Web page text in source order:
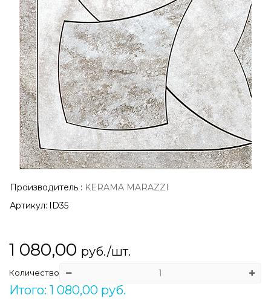
Производитель : KERAMA MARAZZI
Артикул:
ID35
1 080,00 руб./шт.
Количество
Итого: 1 080,00 руб.